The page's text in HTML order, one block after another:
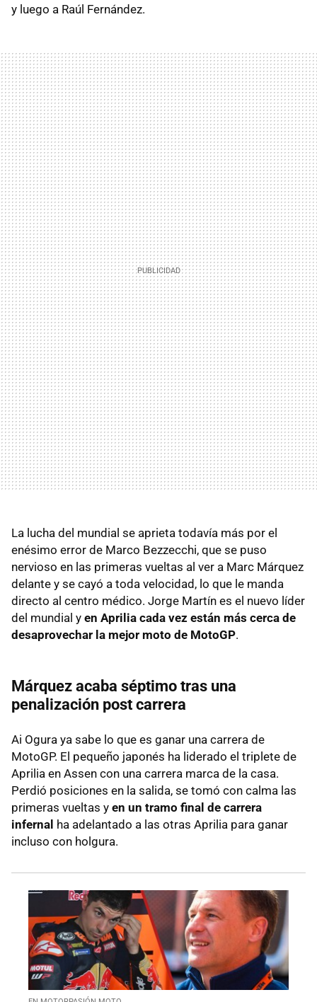
y luego a Raúl Fernández.
La lucha del mundial se aprieta todavía más por el
enésimo error de Marco Bezzecchi, que se puso
nervioso en las primeras vueltas al ver a Marc Márquez
delante y se cayó a toda velocidad, lo que le manda
directo al centro médico. Jorge Martín es el nuevo líder
del mundial y en Aprilia cada vez están más cerca de
desaprovechar la mejor moto de MotoGP.
Márquez acaba séptimo tras una
penalización post carrera
Ai Ogura ya sabe lo que es ganar una carrera de
MotoGP. El pequeño japonés ha liderado el triplete de
Aprilia en Assen con una carrera marca de la casa.
Perdió posiciones en la salida, se tomó con calma las
primeras vueltas y en un tramo final de carrera
infernal ha adelantado a las otras Aprilia para ganar
incluso con holgura.